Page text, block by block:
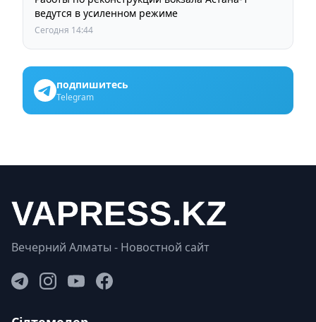
ведутся в усиленном режиме
Сегодня 14:44
подпишитесь
Telegram
Вечерний Алматы - Новостной сайт